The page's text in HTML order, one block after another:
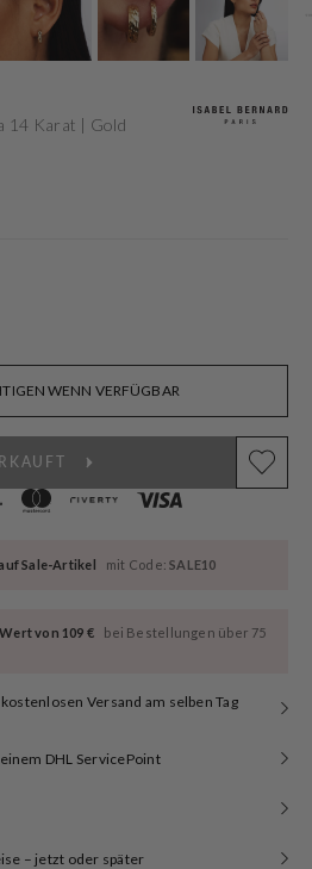
14 Karat | Gold
WENN VERFÜGBAR
Sale-Artikel mit Code:SALE10
von 109 €
bei Bestellungen über 75
Versand am selben Tag
DHL ServicePoint
– jetzt oder später